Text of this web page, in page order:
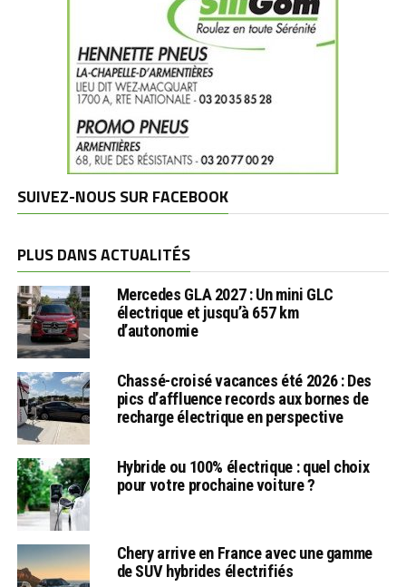
SUIVEZ-NOUS SUR FACEBOOK
PLUS DANS ACTUALITÉS
Mercedes GLA 2027 : Un mini GLC
électrique et jusqu’à 657 km
d’autonomie
Chassé-croisé vacances été 2026 : Des
pics d’affluence records aux bornes de
recharge électrique en perspective
Hybride ou 100% électrique : quel choix
pour votre prochaine voiture ?
Chery arrive en France avec une gamme
de SUV hybrides électrifiés